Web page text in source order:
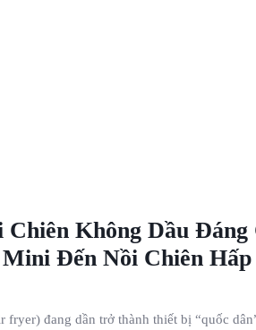
Chiên Không Dầu Đáng
Đến Nồi Chiên
fryer) đang dần trở thành thiết bị “quốc